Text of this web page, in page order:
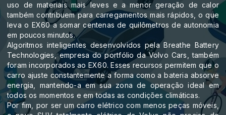
uso de materiais mais leves e a menor geração de calor
também contribuem para carregamentos mais rápidos, o que
leva o EX60 a somar centenas de quilômetros de autonomia
em poucos minutos.
Algoritmos inteligentes desenvolvidos pela Breathe Battery
Technologies, empresa do portfólio da Volvo Cars, também
foram incorporados ao EX60. Esses recursos permitem que o
carro ajuste constantemente a forma como a bateria absorve
energia, mantendo-a em sua zona de operação ideal em
todos os momentos e em todas as condições climáticas.
Por fim, por ser um carro elétrico com menos peças móveis,